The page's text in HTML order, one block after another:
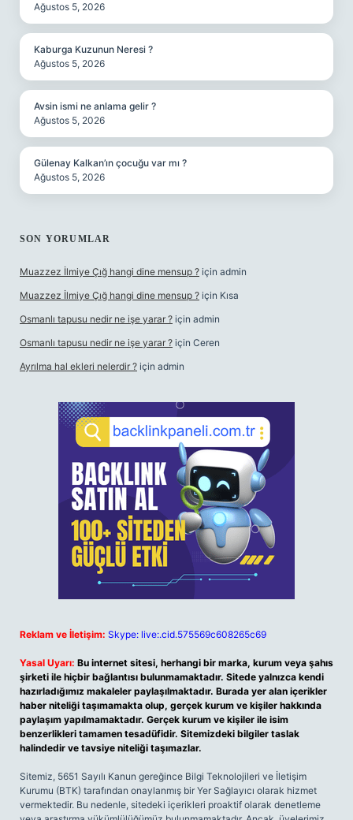
Ağustos 5, 2026
Kaburga Kuzunun Neresi ?
Ağustos 5, 2026
Avsin ismi ne anlama gelir ?
Ağustos 5, 2026
Gülenay Kalkan’ın çocuğu var mı ?
Ağustos 5, 2026
SON YORUMLAR
Muazzez İlmiye Çığ hangi dine mensup ? için admin
Muazzez İlmiye Çığ hangi dine mensup ? için Kısa
Osmanlı tapusu nedir ne işe yarar ? için admin
Osmanlı tapusu nedir ne işe yarar ? için Ceren
Ayrılma hal ekleri nelerdir ? için admin
Reklam ve İletişim: Skype: live:.cid.575569c608265c69
Yasal Uyarı: Bu internet sitesi, herhangi bir marka, kurum veya şahıs
şirketi ile hiçbir bağlantısı bulunmamaktadır. Sitede yalnızca kendi
hazırladığımız makaleler paylaşılmaktadır. Burada yer alan içerikler
haber niteliği taşımamakta olup, gerçek kurum ve kişiler hakkında
paylaşım yapılmamaktadır. Gerçek kurum ve kişiler ile isim
benzerlikleri tamamen tesadüfidir. Sitemizdeki bilgiler taslak
halindedir ve tavsiye niteliği taşımazlar.
Sitemiz, 5651 Sayılı Kanun gereğince Bilgi Teknolojileri ve İletişim
Kurumu (BTK) tarafından onaylanmış bir Yer Sağlayıcı olarak hizmet
vermektedir. Bu nedenle, sitedeki içerikleri proaktif olarak denetleme